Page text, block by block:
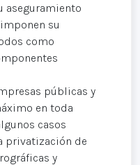
aseguramiento
su
como
públicas y
en toda
casos
privatización de
y